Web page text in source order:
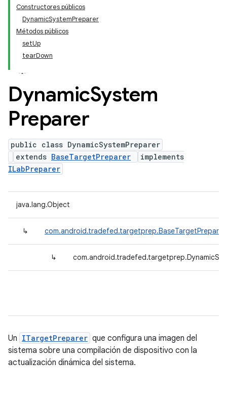
Constructores públicos
DynamicSystemPreparer
Métodos públicos
setUp
tearDown
DynamicSystem
Preparer
public class DynamicSystemPreparer
extends BaseTargetPreparer
implements
ILabPreparer
java.lang.Object
↳ com.android.tradefed.targetprep.BaseTargetPreparer
↳
Un ITargetPreparer que configura una imagen del
sistema sobre una compilación de dispositivo con la
actualización dinámica del sistema.